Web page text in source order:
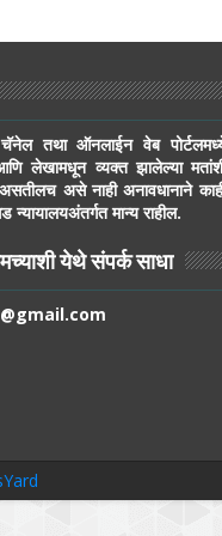
तथा ऑनलाईन वेब
लेखामधून व्यक्त झालेल्या
असे नाही अनावधानाने
न्यायालयअंतर्गत मान्य राहील.
येथे संपर्क साधा